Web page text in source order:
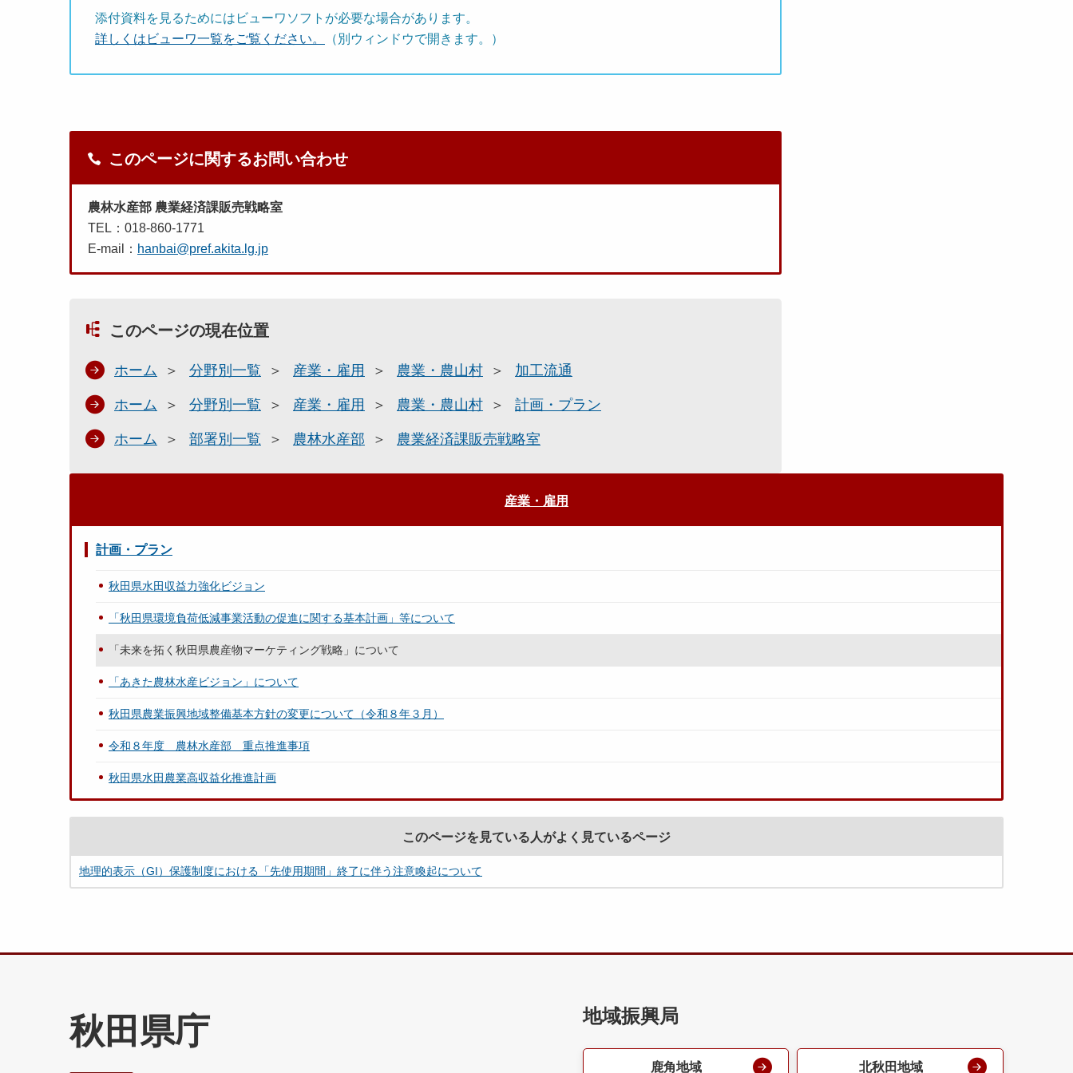
添付資料を見るためにはビューワソフトが必要な場合があります。
詳しくはビューワ一覧をご覧ください。
（別ウィンドウで開きます。）
このページに関するお問い合わせ
農林水産部 農業経済課販売戦略室
TEL：018-860-1771
E-mail： hanbai@pref.akita.lg.jp
このページの現在位置
ホーム 分野別一覧 産業・雇用 農業・農山村 加工流通
ホーム 分野別一覧 産業・雇用 農業・農山村 計画・プラン
ホーム 部署別一覧 農林水産部 農業経済課販売戦略室
産業・雇用
計画・プラン
秋田県水田収益力強化ビジョン
「秋田県環境負荷低減事業活動の促進に関する基本計画」等について
「未来を拓く秋田県農産物マーケティング戦略」について
「あきた農林水産ビジョン」について
秋田県農業振興地域整備基本方針の変更について（令和８年３月）
令和８年度 農林水産部 重点推進事項
秋田県水田農業高収益化推進計画
このページを見ている人がよく見ているページ
地理的表示（GI）保護制度における「先使用期間」終了に伴う注意喚起について
秋田県庁 地域振興局
鹿角地域 北秋田地域